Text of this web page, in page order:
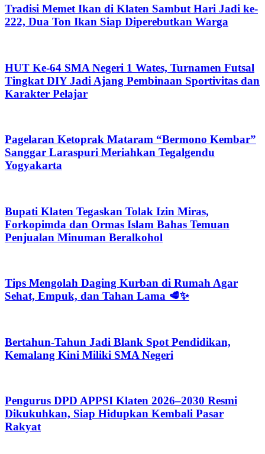
Tradisi Memet Ikan di Klaten Sambut Hari Jadi ke-
222, Dua Ton Ikan Siap Diperebutkan Warga
HUT Ke-64 SMA Negeri 1 Wates, Turnamen Futsal
Tingkat DIY Jadi Ajang Pembinaan Sportivitas dan
Karakter Pelajar
Pagelaran Ketoprak Mataram “Bermono Kembar”
Sanggar Laraspuri Meriahkan Tegalgendu
Yogyakarta
Bupati Klaten Tegaskan Tolak Izin Miras,
Forkopimda dan Ormas Islam Bahas Temuan
Penjualan Minuman Beralkohol
Tips Mengolah Daging Kurban di Rumah Agar
Sehat, Empuk, dan Tahan Lama 🥩✨
Bertahun-Tahun Jadi Blank Spot Pendidikan,
Kemalang Kini Miliki SMA Negeri
Pengurus DPD APPSI Klaten 2026–2030 Resmi
Dikukuhkan, Siap Hidupkan Kembali Pasar
Rakyat